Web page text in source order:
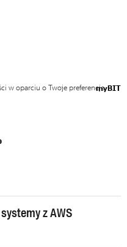
myBIT
w oparciu o Twoje preferencje
z AWS